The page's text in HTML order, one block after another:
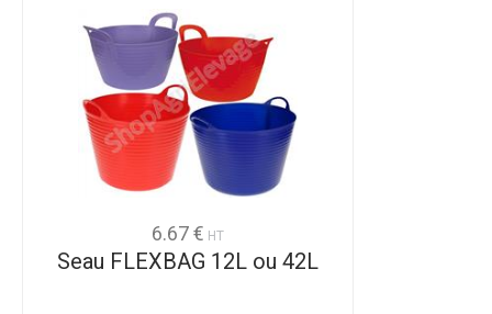
6.67 € HT
Seau FLEXBAG 12L ou 42L